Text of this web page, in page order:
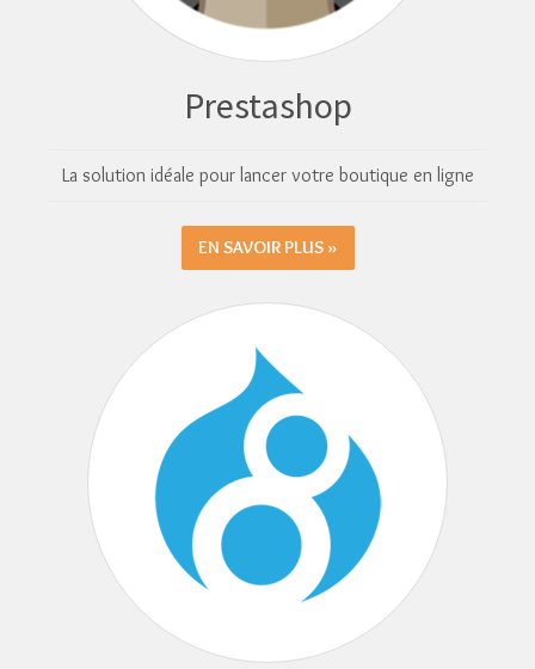
Prestashop
La solution idéale pour lancer votre boutique en ligne
EN SAVOIR PLUS »